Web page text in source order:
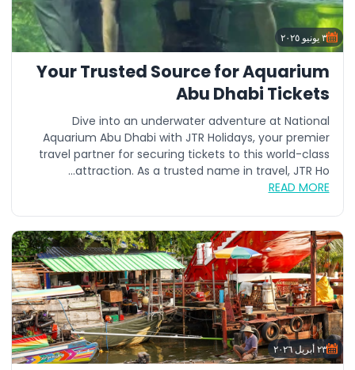
٣ يونيو ٢٠٢٥
Your Trusted Source for Aquarium
Abu Dhabi Tickets
Dive into an underwater adventure at National
Aquarium Abu Dhabi with JTR Holidays, your premier
travel partner for securing tickets to this world-class
attraction. As a trusted name in travel, JTR Ho...
READ MORE
٢٣ أبريل ٢٠٢٦